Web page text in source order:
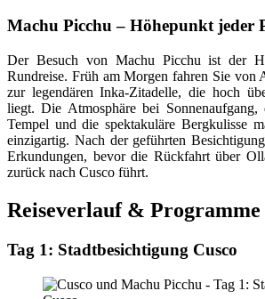
Machu Picchu – Höhepunkt jeder
Der Besuch von Machu Picchu ist der
Rundreise. Früh am Morgen fahren Sie von
zur legendären Inka-Zitadelle, die hoch
liegt. Die Atmosphäre bei Sonnenaufgang,
Tempel und die spektakuläre Bergkulisse
einzigartig. Nach der geführten
Erkundungen, bevor die Rückfahrt über
zurück nach Cusco führt.
Reiseverlauf & Programme
Tag 1: Stadtbesichtigung Cusco